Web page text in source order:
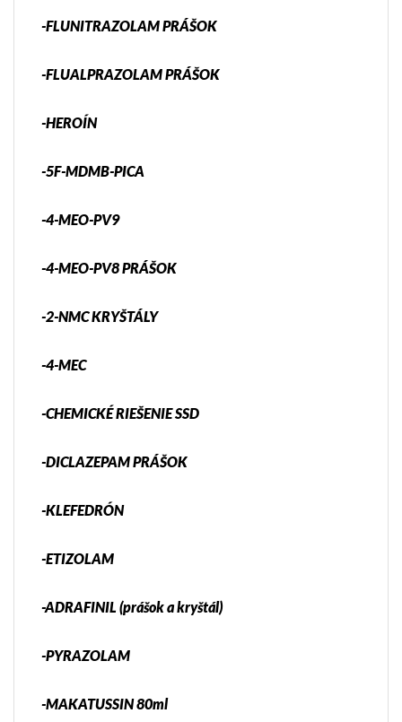
-FLUNITRAZOLAM PRÁŠOK
-FLUALPRAZOLAM PRÁŠOK
-HEROÍN
-5F-MDMB-PICA
-4-MEO-PV9
-4-MEO-PV8 PRÁŠOK
-2-NMC KRYŠTÁLY
-4-MEC
-CHEMICKÉ RIEŠENIE SSD
-DICLAZEPAM PRÁŠOK
-KLEFEDRÓN
-ETIZOLAM
-ADRAFINIL (prášok a kryštál)
-PYRAZOLAM
-MAKATUSSIN 80ml